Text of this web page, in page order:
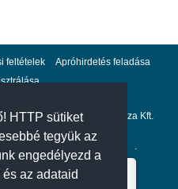
HTTP sütiket
tegyük az
engedélyezd a
az adataid
feltételek
Apróhirdetés feladása
kiadója a GlobalPlaza Kft.
fizetési partnere az .